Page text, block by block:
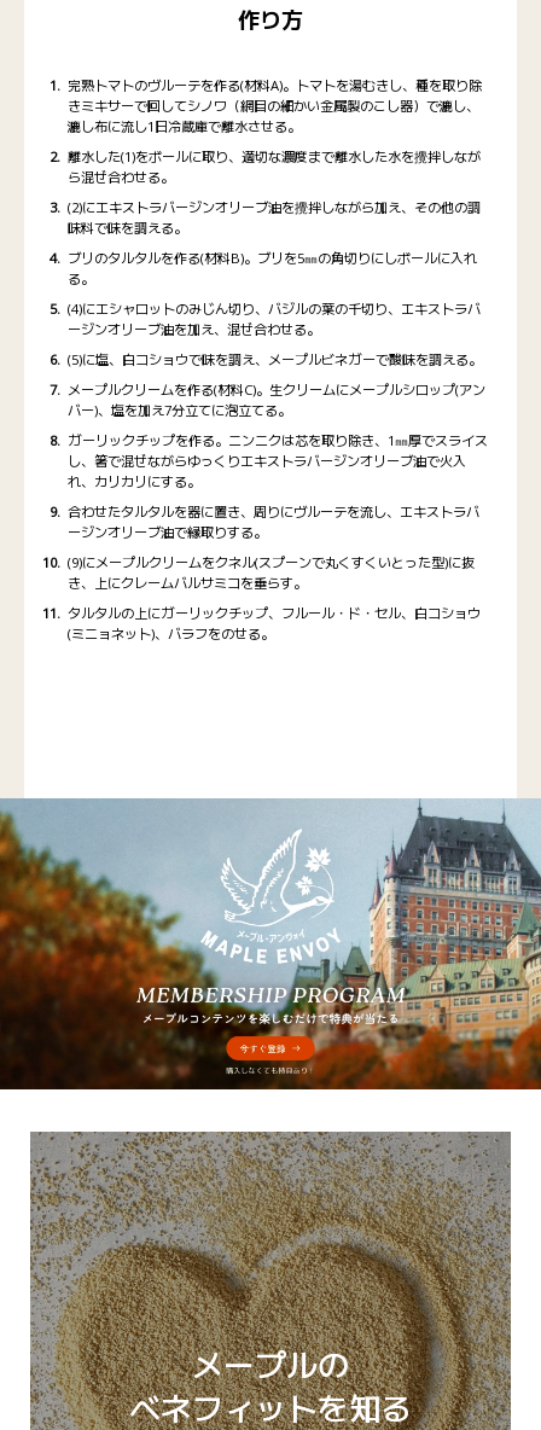
作り方
完熟トマトのヴルーテを作る(材料A)。トマトを湯むきし、種を取り除
きミキサーで回してシノワ（網目の細かい金属製のこし器）で漉し、
漉し布に流し1日冷蔵庫で離水させる。
離水した(1)をボールに取り、適切な濃度まで離水した水を攪拌しなが
ら混ぜ合わせる。
(2)にエキストラバージンオリーブ油を攪拌しながら加え、その他の調
味料で味を調える。
ブリのタルタルを作る(材料B)。ブリを5㎜の角切りにしボールに入れ
る。
(4)にエシャロットのみじん切り、バジルの葉の千切り、エキストラバ
ージンオリーブ油を加え、混ぜ合わせる。
(5)に塩、白コショウで味を調え、メープルビネガーで酸味を調える。
メープルクリームを作る(材料C)。生クリームにメープルシロップ(アン
バー)、塩を加え7分立てに泡立てる。
ガーリックチップを作る。ニンニクは芯を取り除き、1㎜厚でスライス
し、箸で混ぜながらゆっくりエキストラバージンオリーブ油で火入
れ、カリカリにする。
合わせたタルタルを器に置き、周りにヴルーテを流し、エキストラバ
ージンオリーブ油で縁取りする。
(9)にメープルクリームをクネル(スプーンで丸くすくいとった型)に抜
き、上にクレームバルサミコを垂らす。
タルタルの上にガーリックチップ、フルール・ド・セル、白コショウ
(ミニョネット)、バラフをのせる。
メープルの
ベネフィットを知る